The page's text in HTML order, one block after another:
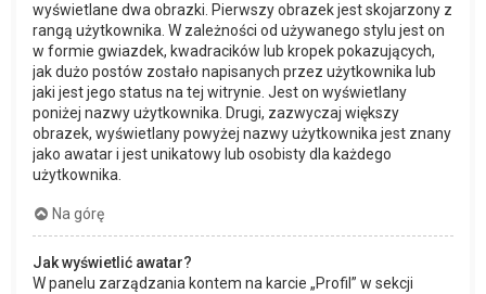
wyświetlane dwa obrazki. Pierwszy obrazek jest skojarzony z
rangą użytkownika. W zależności od używanego stylu jest on
w formie gwiazdek, kwadracików lub kropek pokazujących,
jak dużo postów zostało napisanych przez użytkownika lub
jaki jest jego status na tej witrynie. Jest on wyświetlany
poniżej nazwy użytkownika. Drugi, zazwyczaj większy
obrazek, wyświetlany powyżej nazwy użytkownika jest znany
jako awatar i jest unikatowy lub osobisty dla każdego
użytkownika.
Na górę
Jak wyświetlić awatar?
W panelu zarządzania kontem na karcie „Profil” w sekcji